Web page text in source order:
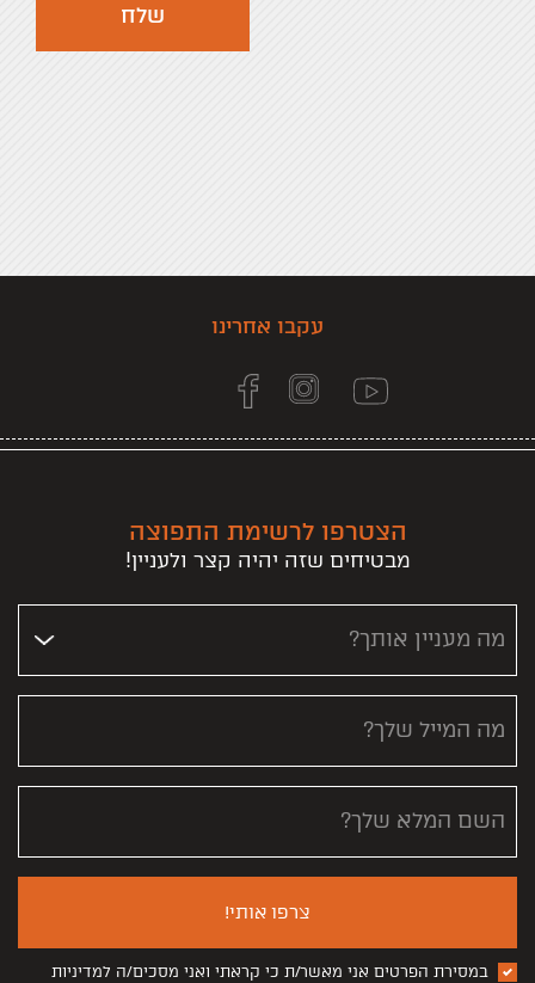
שלח
עקבו אחרינו
הצטרפו לרשימת התפוצה
מבטיחים שזה יהיה קצר ולעניין!
מה מעניין אותך?
מה המייל שלך?
השם המלא שלך?
צרפו אותי!
במסירת הפרטים אני מאשר/ת כי קראתי ואני מסכים/ה למדיניות